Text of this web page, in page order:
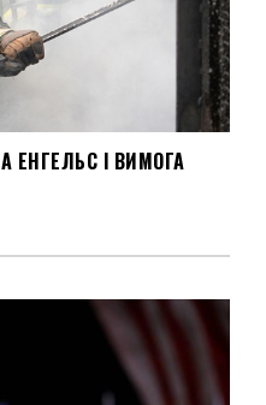
ЕНГЕЛЬС І ВИМОГА